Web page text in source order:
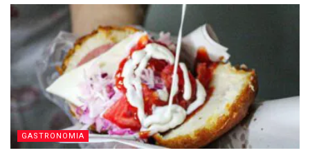
GASTRONOMIA